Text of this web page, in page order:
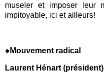
museler et imposer leur
impitoyable, ici et ailleurs!
●Mouvement radical
Laurent Hénart (président)